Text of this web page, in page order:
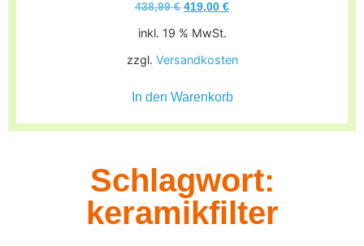
438,99€ 419,00 €
inkl. 19 % MwSt.
zzgl. Versandkosten
In den Warenkorb
Schlagwort:
keramikfilter